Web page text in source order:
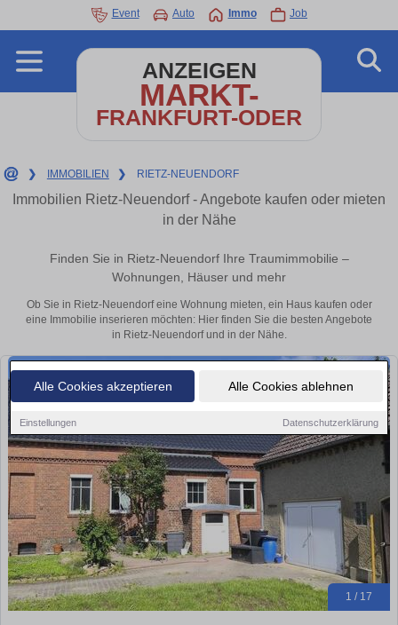
Alle Cookies akzeptieren Alle Cookies ablehnen
Einstellungen Datenschutzerklärung
Event Auto Immo Job
ANZEIGEN
MARKT-
FRANKFURT-ODER
❯ IMMOBILIEN ❯ RIETZ-NEUENDORF
Immobilien Rietz-Neuendorf - Angebote kaufen oder mieten
in der Nähe
Finden Sie in Rietz-Neuendorf Ihre Traumimmobilie –
Wohnungen, Häuser und mehr
Ob Sie in Rietz-Neuendorf eine Wohnung mieten, ein Haus kaufen oder
eine Immobilie inserieren möchten: Hier finden Sie die besten Angebote
in Rietz-Neuendorf und in der Nähe.
1 / 17